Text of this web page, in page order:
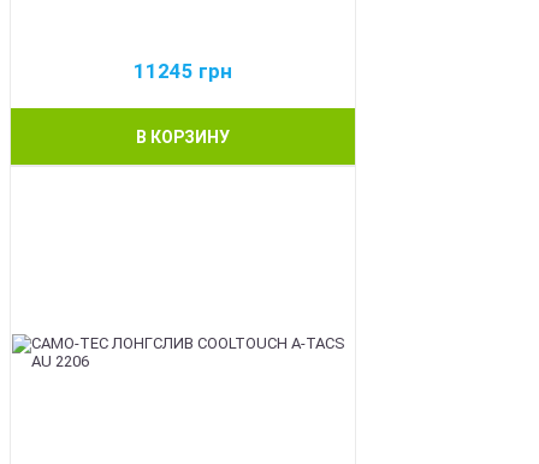
11245 грн
В КОРЗИНУ